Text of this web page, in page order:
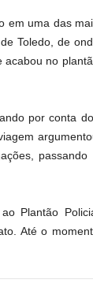
em uma das
Toledo, de
acabou no
por conta
passando
Plantão
Até o